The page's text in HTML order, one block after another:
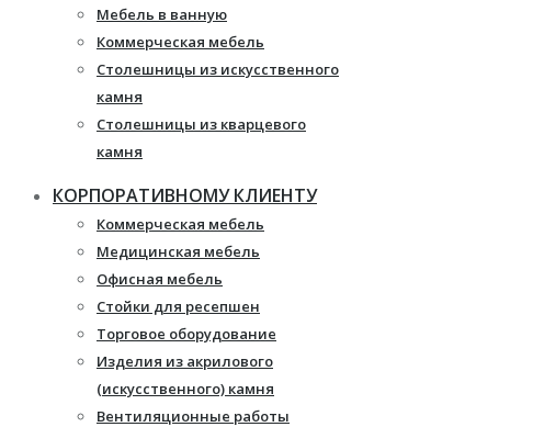
Мебель в ванную
Коммерческая мебель
Столешницы из искусственного
камня
Столешницы из кварцевого
камня
Каминные порталы
Камины Dimplex
Искусственный камень White
Hills
Балконы ПВХ
Пластиковые окна
Жалюзи
Рулонные шторы
КОРПОРАТИВНОМУ КЛИЕНТУ
Коммерческая мебель
Медицинская мебель
Офисная мебель
Стойки для ресепшен
Торговое оборудование
Изделия из акрилового
(искусственного) камня
Вентиляционные работы